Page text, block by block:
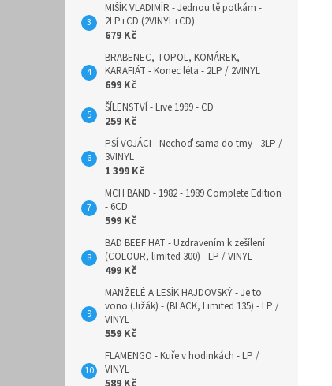
MIŠÍK VLADIMÍR - Jednou tě potkám -
2LP+CD (2VINYL+CD)
679 Kč
BRABENEC, TOPOL, KOMÁREK,
KARAFIÁT - Konec léta - 2LP / 2VINYL
699 Kč
ŠÍLENSTVÍ - Live 1999 - CD
259 Kč
PSÍ VOJÁCI - Nechoď sama do tmy - 3LP /
3VINYL
1 399 Kč
MCH BAND - 1982 - 1989 Complete Edition
- 6CD
599 Kč
BAD BEEF HAT - Uzdravením k zešílení
(COLOUR, limited 300) - LP / VINYL
499 Kč
MANŽELÉ A LESÍK HAJDOVSKÝ - Je to
vono (Jižák) - (BLACK, Limited 135) - LP /
VINYL
559 Kč
FLAMENGO - Kuře v hodinkách - LP /
VINYL